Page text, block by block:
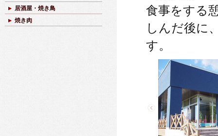
食事をする
しんだ後に
す。
居酒屋・焼き鳥
焼き肉